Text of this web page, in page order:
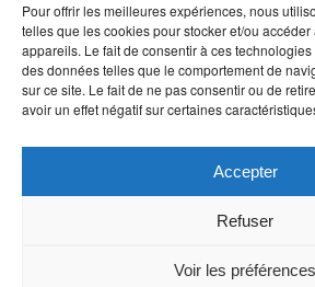
Pour offrir les meilleures expériences, nous
telles que les cookies pour stocker et/ou
appareils. Le fait de consentir à ces
des données telles que le comportement de
sur ce site. Le fait de ne pas consentir ou de
avoir un effet négatif sur certaines
Accepter
Refuser
Voir les préférences
• Réalisé par Swiss